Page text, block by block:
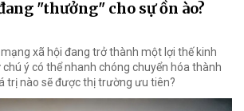
"thưởng" cho sự ồn ào?
xã hội đang trở thành một lợi thế kinh
ý có thể nhanh chóng chuyển hóa thành
trị nào sẽ được thị trường ưu tiên?